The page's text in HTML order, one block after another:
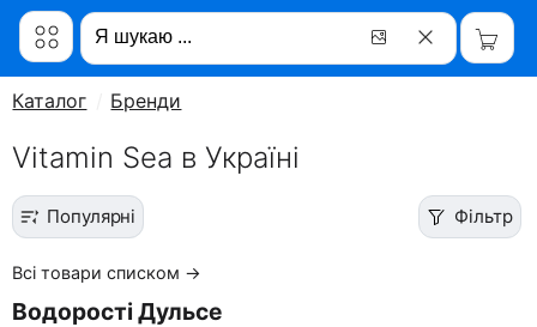
Каталог Бренди
Vitamin Sea в Україні
Популярні Фільтр
Всі товари списком →
Водорості Дульсе